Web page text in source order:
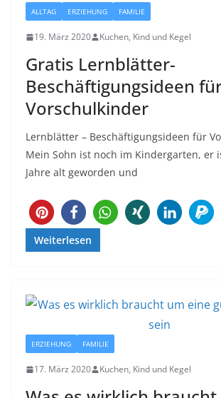
ALLTAG ERZIEHUNG FAMILIE
19. März 2020 Kuchen, Kind und Kegel
Gratis Lernblätter-
Beschäftigungsideen
Vorschulkinder
Lernblätter – Beschäftigungsideen für
Mein Sohn ist noch im Kindergarten, er
Jahre alt geworden und
67
Weiterlesen
ERZIEHUNG FAMILIE
17. März 2020 Kuchen, Kind und Kegel